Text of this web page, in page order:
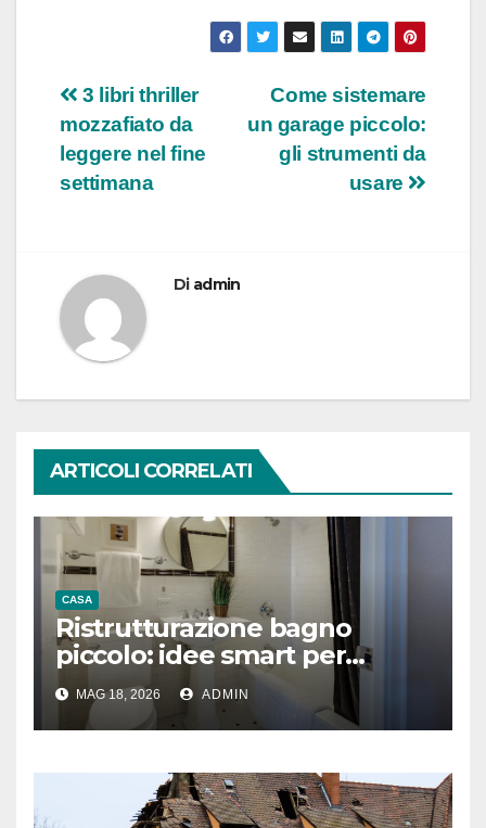
Navigazione
articoli
Come sistemare
un garage piccolo:
gli strumenti da
usare
3 libri thriller
mozzafiato da
leggere nel fine
settimana
Di admin
ARTICOLI CORRELATI
CASA
Ristrutturazione bagno
piccolo: idee smart per
guadagnare spazio
MAG 18, 2026 ADMIN